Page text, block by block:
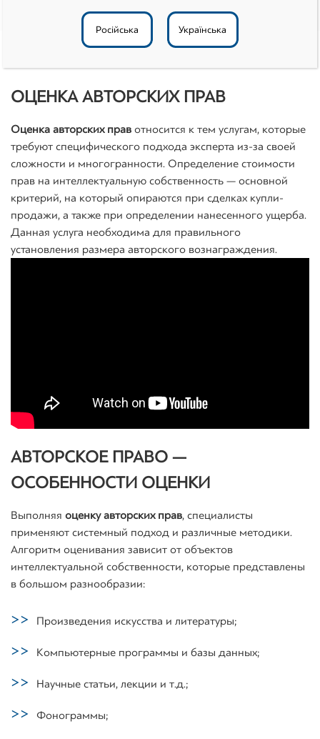
ОЦЕНКА АВТОРСКИХ ПРАВ
Оценка авторских прав относится к тем услугам, которые
требуют специфического подхода эксперта из-за своей
сложности и многогранности. Определение стоимости
прав на интеллектуальную собственность — основной
критерий, на который опираются при сделках купли-
продажи, а также при определении нанесенного ущерба.
Данная услуга необходима для правильного
установления размера авторского вознаграждения.
АВТОРСКОЕ ПРАВО —
ОСОБЕННОСТИ ОЦЕНКИ
Выполняя оценку авторских прав, специалисты
применяют системный подход и различные методики.
Алгоритм оценивания зависит от объектов
интеллектуальной собственности, которые представлены
в большом разнообразии:
Произведения искусства и литературы;
Компьютерные программы и базы данных;
Научные статьи, лекции и т.д.;
Фонограммы;
Російська Українська